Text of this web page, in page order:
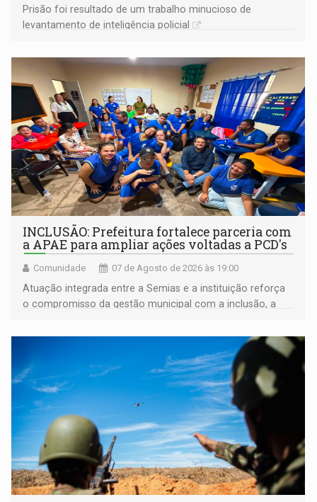
Prisão foi resultado de um trabalho minucioso de
levantamento de inteligência policial
INCLUSÃO: Prefeitura fortalece parceria com
a APAE para ampliar ações voltadas a PCD's
Comunidade 07 de Agosto de 2026 às 19:00
Atuação integrada entre a Semias e a instituição reforça
o compromisso da gestão municipal com a inclusão, a